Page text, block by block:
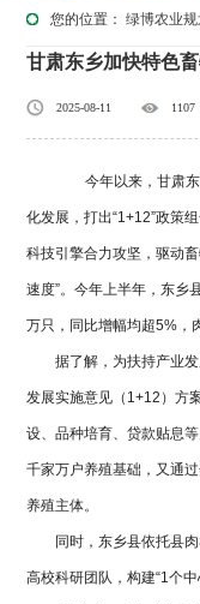
您的位置：绿博农业
甘肃东乡加快特色
2025-08-11 1107
今年以来，甘肃东
化发展，打出“1+12”政策
科技引擎合力攻坚，驱动
速度”。今年上半年，东乡
万只，同比增幅均超5%，
据了解，为扶持产业发
发展实施意见（1+12）方
设、品种培育、贷款贴息
千家万户养殖基础，又通
养殖主体。
同时，东乡县依托县肉
高校科研团队，构建“1个